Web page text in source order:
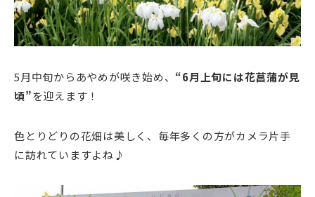
5月中旬からあやめが咲き始め、 “6月上旬には花菖蒲が見
頃”を迎えます！
色とりどりの花畑は美しく、毎年多くの方がカメラ片手
に訪れていますよね♪